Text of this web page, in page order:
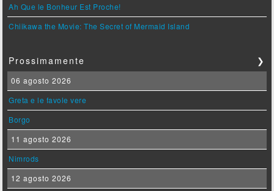
Ah Que le Bonheur Est Proche!
Chiikawa the Movie: The Secret of Mermaid Island
Prossimamente ❯
06 agosto 2026
Greta e le favole vere
Borgo
11 agosto 2026
Nimrods
12 agosto 2026